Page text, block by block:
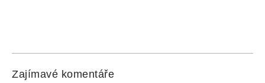
Zajímavé komentáře